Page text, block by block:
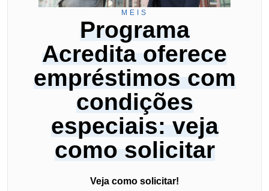
MEIS
Programa
Acredita oferece
empréstimos com
condições
especiais: veja
como solicitar
Veja como solicitar!